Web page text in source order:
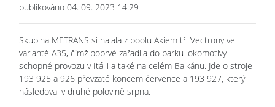
publikováno 04. 09. 2023 14:29
Skupina METRANS si najala z poolu Akiem tři Vectrony ve
variantě A35, čímž poprvé zařadila do parku lokomotivy
schopné provozu v Itálii a také na celém Balkánu. Jde o stroje
193 925 a 926 převzaté koncem července a 193 927, který
následoval v druhé polovině srpna.